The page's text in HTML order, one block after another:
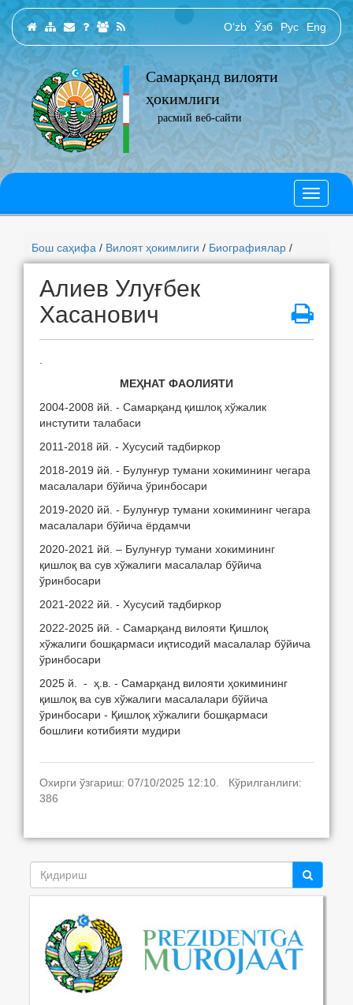
O‘zb Ўзб Рус Eng
Самарқанд вилояти
ҳокимлиги
расмий веб-сайти
Бош саҳифа / Вилоят ҳокимлиги / Биографиялар /
Алиев Улуғбек
Хасанович
МЕҲНАТ ФАОЛИЯТИ
2004-2008 йй. - Самарқанд қишлоқ хўжалик
инстутити талабаси
2011-2018 йй. - Хусусий тадбиркор
2018-2019 йй. - Булунғур тумани хокимининг чегара
масалалари бўйича ўринбосари
2019-2020 йй. - Булунғур тумани хокимининг чегара
масалалари бўйича ёрдамчи
2020-2021 йй. – Булунғур тумани хокимининг
қишлоқ ва сув хўжалиги масалалар бўйича
ўринбосари
2021-2022 йй. - Хусусий тадбиркор
2022-2025 йй. - Самарқанд вилояти Қишлоқ
хўжалиги бошқармаси иқтисодий масалалар бўйича
ўринбосари
2025 й. - ҳ.в. - Самарқанд вилояти ҳокимининг
қишлоқ ва сув хўжалиги масалалари бўйича
ўринбосари - Қишлоқ хўжалиги бошқармаси
бошлиғи котибияти мудири
Охирги ўзгариш: 07/10/2025 12:10. Кўрилганлиги:
386